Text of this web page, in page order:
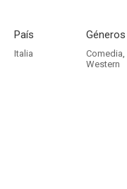
País
Italia
Géneros
Comedia,
Western